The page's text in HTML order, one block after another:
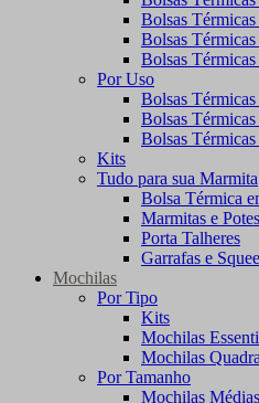
Bolsas
Bolsas Térmicas
Bolsas
Por Uso
Bolsas Térmicas
Bolsas
Bolsas
Kits
Tudo para sua Marmita
Bolsa Térmica
Marmitas e
Porta Talheres
Garrafas e
Mochilas
Por Tipo
Kits
Mochilas
Mochilas
Por Tamanho
Mochilas Médias